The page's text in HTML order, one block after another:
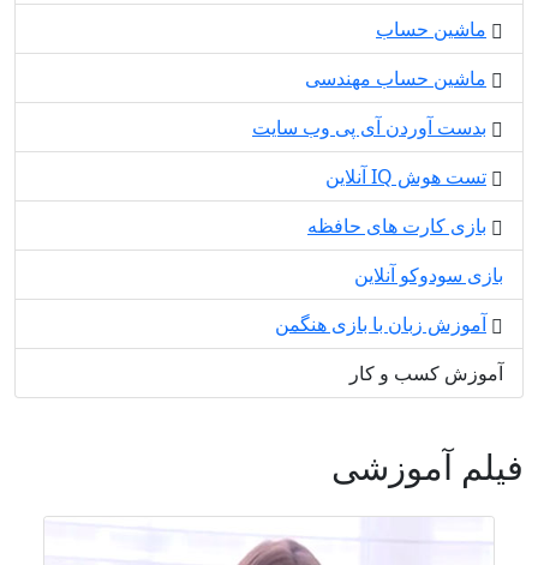
ماشین حساب
ماشین حساب مهندسی
بدست آوردن آی پی وب سایت
تست هوش IQ آنلاین
بازی کارت های حافظه
بازی سودوکو آنلاین
آموزش زبان با بازی هنگمن
آموزش کسب و کار
فیلم آموزشی